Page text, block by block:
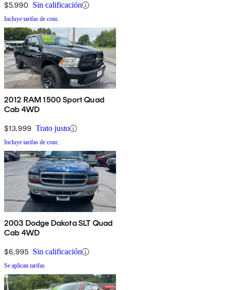
$5,990 Sin calificación
Incluye tarifas de conc.
2012 RAM 1500 Sport Quad
Cab 4WD
$13,999 Trato justo
Incluye tarifas de conc.
2003 Dodge Dakota SLT Quad
Cab 4WD
$6,995 Sin calificación
Se aplican tarifas